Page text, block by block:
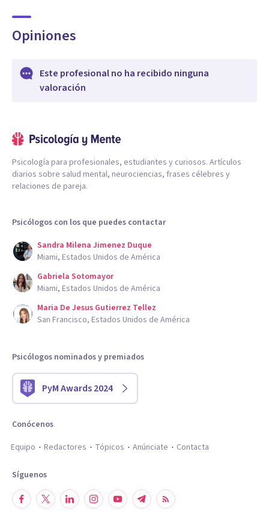
Opiniones
Este profesional no ha recibido ninguna
valoración
Psicología para profesionales, estudiantes y curiosos. Artículos
diarios sobre salud mental, neurociencias, frases célebres y
relaciones de pareja.
Psicólogos con los que puedes contactar
Sandra Milena Jimenez Duque
Miami, Estados Unidos de América
Gabriela Sotomayor
Miami, Estados Unidos de América
Maria De Jesus Gutierrez Tellez
San Francisco, Estados Unidos de América
Psicólogos nominados y premiados
PyM Awards 2024
Conócenos
Equipo
Redactores Tópicos Anúnciate Contacta
Síguenos